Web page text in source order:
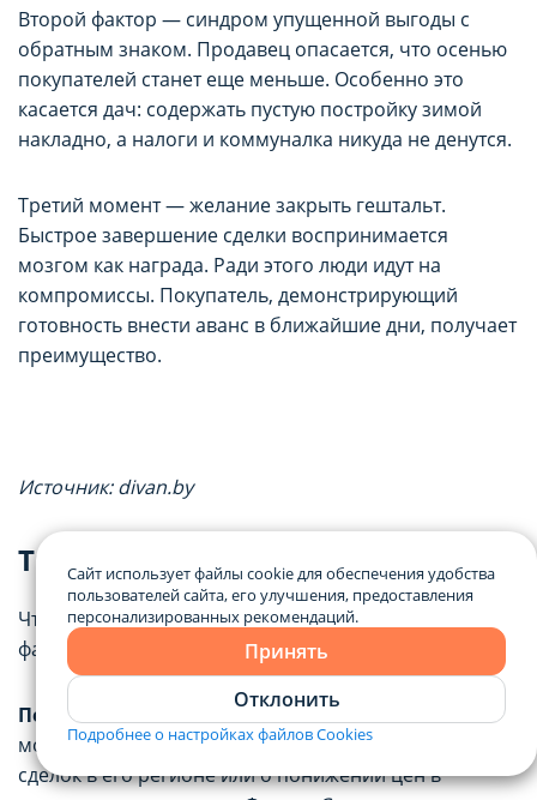
Второй фактор — синдром упущенной выгоды с
обратным знаком. Продавец опасается, что осенью
покупателей станет еще меньше. Особенно это
касается дач: содержать пустую постройку зимой
накладно, а налоги и коммуналка никуда не денутся.
Третий момент — желание закрыть гештальт.
Быстрое завершение сделки воспринимается
мозгом как награда. Ради этого люди идут на
компромиссы. Покупатель, демонстрирующий
готовность внести аванс в ближайшие дни, получает
преимущество.
Источник: divan.by
Триггеры, которые работают
Чтобы торг был результативным, стоит опираться на
факты и психологию. Вот три проверенных приема.
Первый — давление статистикой.Продавцу
можно показать данные НКА о снижении числа
сделок в его регионе или о понижении цен в
Сайт использует файлы cookie для обеспечения удобства
пользователей сайта, его улучшения, предоставления
персонализированных рекомендаций.
Принять
Отклонить
Подробнее о настройках файлов Cookies